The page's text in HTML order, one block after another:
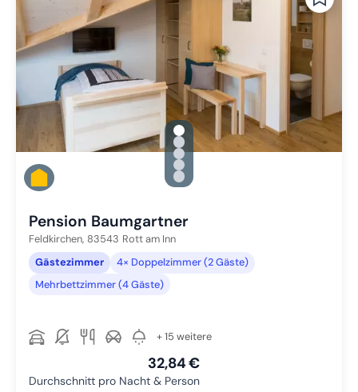
gallery.slide_selector
Zu Slide 1 wechseln
Zu Slide 2 wechseln
Zu Slide 3 wechseln
Zu Slide 4 wechseln
Zu Slide 5 wechseln
Pension Baumgartner
Feldkirchen, 83543 Rott am Inn
Gästezimmer
4× Doppelzimmer (2 Gäste)
Mehrbettzimmer (4 Gäste)
+ 15 weitere
32,84 €
Durchschnitt pro Nacht & Person